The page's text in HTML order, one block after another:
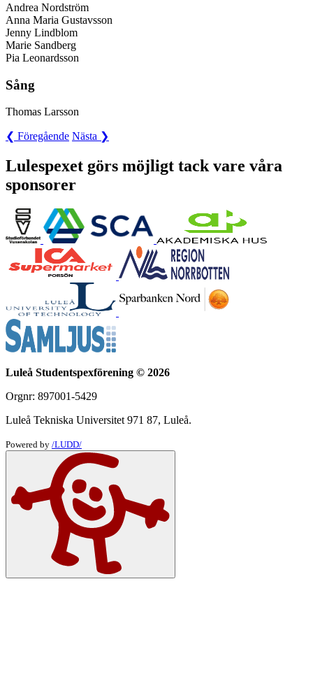
Andrea Nordström
Anna Maria Gustavsson
Jenny Lindblom
Marie Sandberg
Pia Leonardsson
Sång
Thomas Larsson
❮ Föregående Nästa ❯
Lulespexet görs möjligt tack vare våra
sponsorer
Luleå Studentspexförening © 2026
Orgnr: 897001-5429
Luleå Tekniska Universitet 971 87, Luleå.
Powered by /LUDD/